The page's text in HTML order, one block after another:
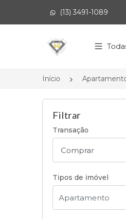
(13) 3491-1089
Página inicial
Início
Filtrar
Transação
Tipos de imóvel